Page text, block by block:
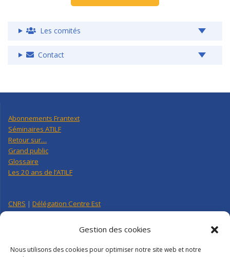
Gestion des cookies
Nous utilisons des cookies pour optimiser notre site web et notre
Les comités
Contact
Abonnements Frantext
Séminaires ATILF
Retour sur…
Grand public
Glossaire
Les 20 ans de l’ATILF
CNRS | Délégation Centre Est
Université de Lorraine
CNRS Hebdo Centre-Est